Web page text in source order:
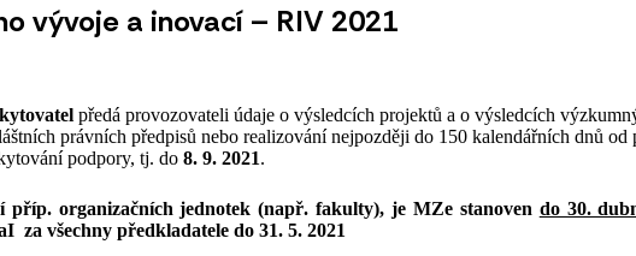
vývoje a inovací – RIV 2021
předá provozovateli údaje o výsledcích projektů a o výsledcích
právních předpisů nebo realizování nejpozději do 150 kalendářních dnů
podpory, tj. do 8. 9. 2021.
organizačních jednotek (např. fakulty), je MZe stanoven do 30.
všechny předkladatele do 31. 5. 2021